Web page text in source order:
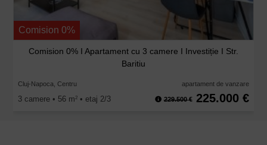
Comision 0%
Comision 0% I Apartament cu 3 camere I Investiție I Str.
Baritiu
Cluj-Napoca, Centru apartament de vanzare
3 camere • 56 m2 • etaj 2/3 229.500 € 225.000 €